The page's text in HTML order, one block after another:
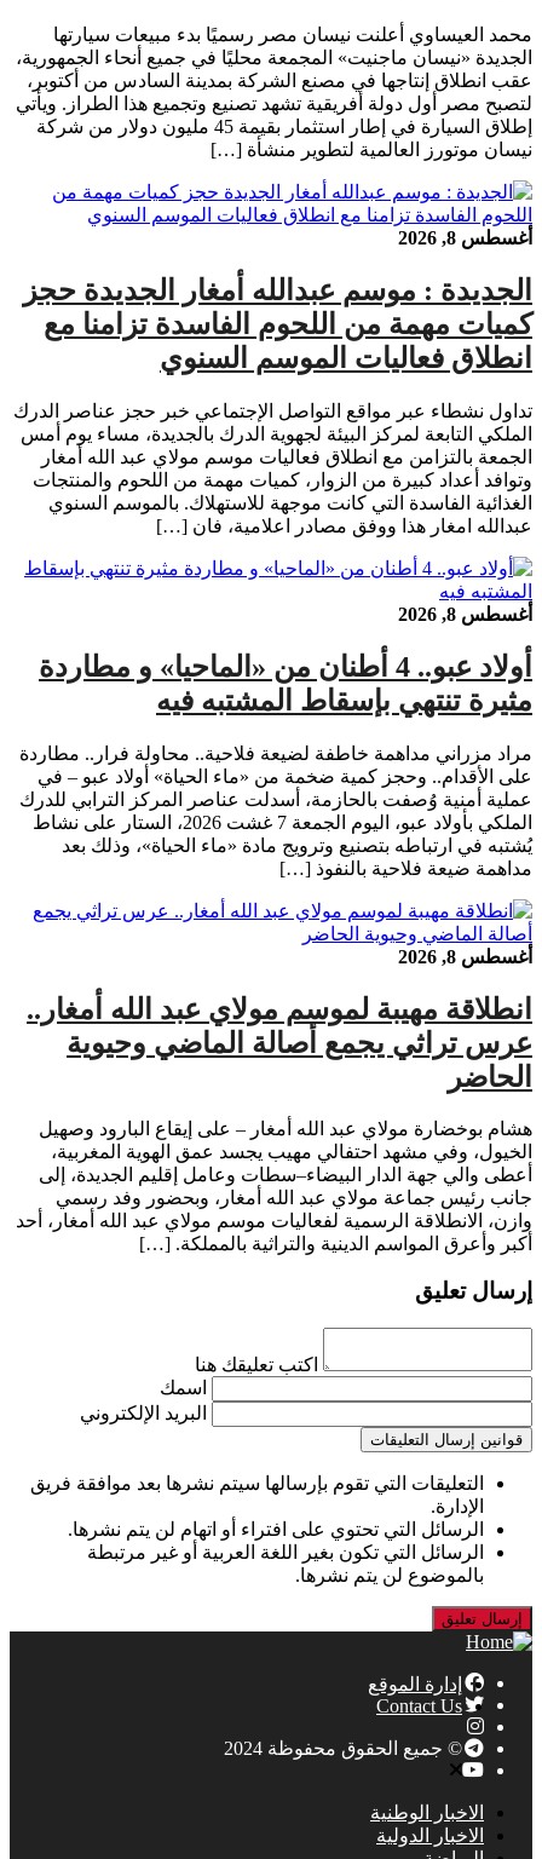
محمد العيساوي أعلنت نيسان مصر رسميًا بدء مبيعات سيارتها
الجديدة «نيسان ماجنيت» المجمعة محليًا في جميع أنحاء الجمهورية،
عقب انطلاق إنتاجها في مصنع الشركة بمدينة السادس من أكتوبر،
لتصبح مصر أول دولة أفريقية تشهد تصنيع وتجميع هذا الطراز. ويأتي
إطلاق السيارة في إطار استثمار بقيمة 45 مليون دولار من شركة
نيسان موتورز العالمية لتطوير منشأة […]
أغسطس 8, 2026
الجديدة : موسم عبدالله أمغار الجديدة حجز
كميات مهمة من اللحوم الفاسدة تزامنا مع
انطلاق فعاليات الموسم السنوي
تداول نشطاء عبر مواقع التواصل الإجتماعي خبر حجز عناصر الدرك
الملكي التابعة لمركز البيئة لجهوية الدرك بالجديدة، مساء يوم أمس
الجمعة بالتزامن مع انطلاق فعاليات موسم مولاي عبد الله أمغار
وتوافد أعداد كبيرة من الزوار، كميات مهمة من اللحوم والمنتجات
الغذائية الفاسدة التي كانت موجهة للاستهلاك. بالموسم السنوي
عبدالله امغار هذا ووفق مصادر اعلامية، فان […]
أغسطس 8, 2026
أولاد عبو.. 4 أطنان من «الماحيا» و مطاردة
مثيرة تنتهي بإسقاط المشتبه فيه
مراد مزراني مداهمة خاطفة لضيعة فلاحية.. محاولة فرار.. مطاردة
على الأقدام.. وحجز كمية ضخمة من «ماء الحياة» أولاد عبو – في
عملية أمنية وُصفت بالحازمة، أسدلت عناصر المركز الترابي للدرك
الملكي بأولاد عبو، اليوم الجمعة 7 غشت 2026، الستار على نشاط
يُشتبه في ارتباطه بتصنيع وترويج مادة «ماء الحياة»، وذلك بعد
مداهمة ضيعة فلاحية بالنفوذ […]
أغسطس 8, 2026
انطلاقة مهيبة لموسم مولاي عبد الله أمغار..
عرس تراثي يجمع أصالة الماضي وحيوية
الحاضر
هشام بوخضارة مولاي عبد الله أمغار – على إيقاع البارود وصهيل
الخيول، وفي مشهد احتفالي مهيب يجسد عمق الهوية المغربية،
أعطى والي جهة الدار البيضاء–سطات وعامل إقليم الجديدة، إلى
جانب رئيس جماعة مولاي عبد الله أمغار، وبحضور وفد رسمي
وازن، الانطلاقة الرسمية لفعاليات موسم مولاي عبد الله أمغار، أحد
أكبر وأعرق المواسم الدينية والتراثية بالمملكة. […]
إرسال تعليق
اكتب تعليقك هنا
اسمك
البريد الإلكتروني
قوانين إرسال التعليقات
التعليقات التي تقوم بإرسالها سيتم نشرها بعد موافقة فريق
الإدارة.
الرسائل التي تحتوي على افتراء أو اتهام لن يتم نشرها.
الرسائل التي تكون بغير اللغة العربية أو غير مرتبطة
بالموضوع لن يتم نشرها.
إدارة الموقع
Contact Us
© جميع الحقوق محفوظة 2024
الاخبار الوطنية
الاخبار الدولية